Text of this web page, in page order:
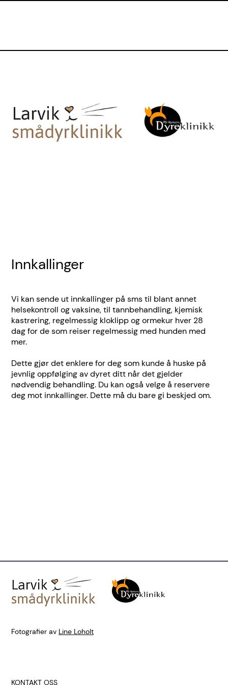
Innkallinger
Vi kan sende ut innkallinger på sms til blant annet
helsekontroll og vaksine, til tannbehandling, kjemisk
kastrering, regelmessig kloklipp og ormekur hver 28
dag for de som reiser regelmessig med hunden med
mer.
Dette gjør det enklere for deg som kunde å huske på
jevnlig oppfølging av dyret ditt når det gjelder
nødvendig behandling. Du kan også velge å reservere
deg mot innkallinger. Dette må du bare gi beskjed om.
KONTAKT OSS
Fotografier av Line Loholt